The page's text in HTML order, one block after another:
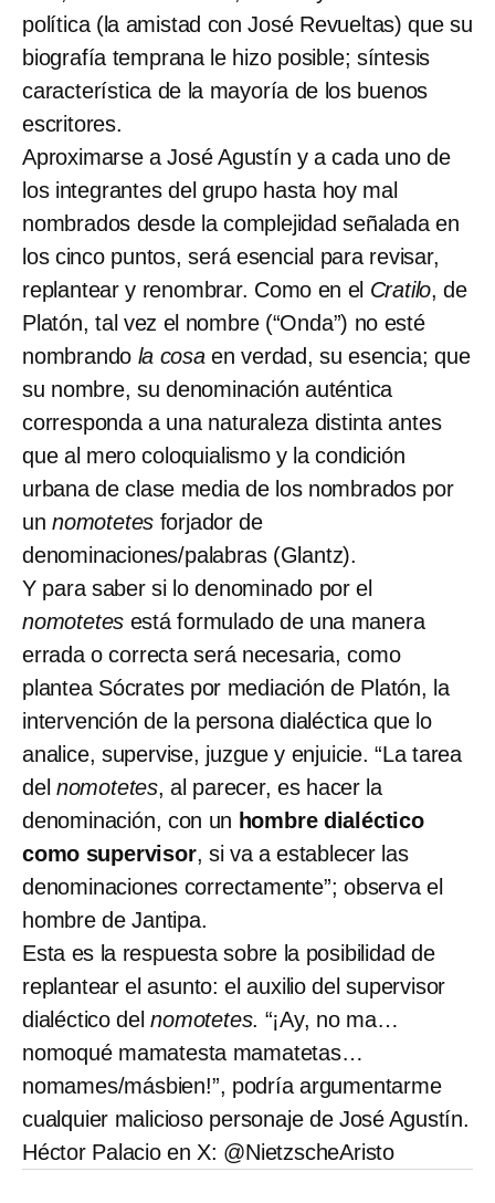
política (la amistad con José Revueltas) que su
biografía temprana le hizo posible; síntesis
característica de la mayoría de los buenos
escritores.
Aproximarse a José Agustín y a cada uno de
los integrantes del grupo hasta hoy mal
nombrados desde la complejidad señalada en
los cinco puntos, será esencial para revisar,
replantear y renombrar. Como en el Cratilo, de
Platón, tal vez el nombre (“Onda”) no esté
nombrando la cosaen verdad, su esencia; que
su nombre, su denominación auténtica
corresponda a una naturaleza distinta antes
que al mero coloquialismo y la condición
urbana de clase media de los nombrados por
un nomotetes forjador de
denominaciones/palabras (Glantz).
Y para saber si lo denominado por el
nomotetes está formulado de una manera
errada o correcta será necesaria, como
plantea Sócrates por mediación de Platón, la
intervención de la persona dialéctica que lo
analice, supervise, juzgue y enjuicie. “La tarea
del nomotetes, al parecer, es hacer la
denominación, con un hombre dialéctico
como supervisor, si va a establecer las
denominaciones correctamente”; observa el
hombre de Jantipa.
Esta es la respuesta sobre la posibilidad de
replantear el asunto: el auxilio del supervisor
dialéctico delnomotetes. “¡Ay, no ma…
nomoqué mamatesta mamatetas…
nomames/másbien!”, podría argumentarme
cualquier malicioso personaje de José Agustín.
Héctor Palacio en X: @NietzscheAristo